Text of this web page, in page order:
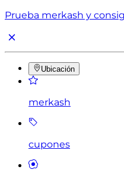
Prueba merkash y
Ubicación
merkash
cupones